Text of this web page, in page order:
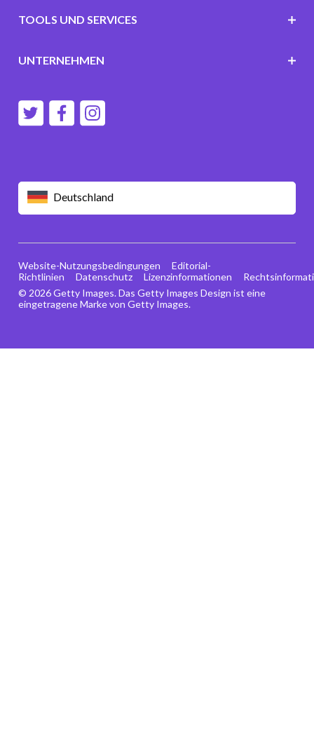
Deutschland
TOOLS UND SERVICES
UNTERNEHMEN
© 2026 Getty Images. Das Getty Images Design ist eine
eingetragene Marke von Getty Images.
Website-Nutzungsbedingungen
Editorial-
Richtlinien
Datenschutz Lizenzinformationen